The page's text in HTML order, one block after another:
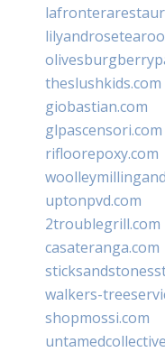
theslushkids.com
giobastian.com
glpascensori.com
rifloorepoxy.com
uptonpvd.com
2troublegrill.com
casateranga.com
walkers-
shopmossi.com